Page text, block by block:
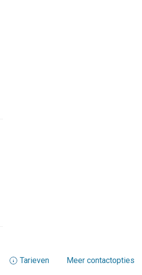
Tarieven Meer contactopties